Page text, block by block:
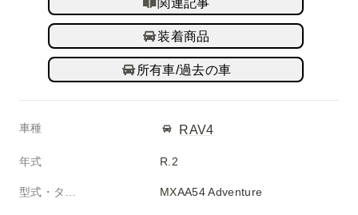
装着商品
所有車/過去の車
車種 RAV4
年式 R.2
MXAA54 Adventure